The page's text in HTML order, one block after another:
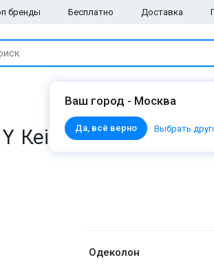
бренды Бесплатно Доставка
Ваш город - Москва
Да, всё верно Выбрать
Keith Haring
Одеколон